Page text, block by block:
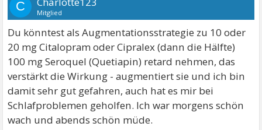
C Mitglied
Du könntest als Augmentationsstrategie zu 10 oder
20 mg Citalopram oder Cipralex (dann die Hälfte)
100 mg Seroquel (Quetiapin) retard nehmen, das
verstärkt die Wirkung - augmentiert sie und ich bin
damit sehr gut gefahren, auch hat es mir bei
Schlafproblemen geholfen. Ich war morgens schön
wach und abends schön müde.